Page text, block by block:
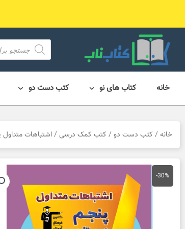
محتوا
محصول
search
خانه کتاب های نو کتب دست دو
خانه / کتب دست دو / کتب کمک درسی / اشتباهات
-30%